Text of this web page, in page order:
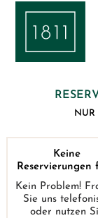
NUR
Keine
Reservierungen
Kein Problem!
Sie uns
oder nutzen